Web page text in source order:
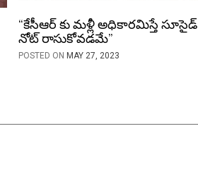
“కేసీఆర్ కు మళ్లీ అధికారమిస్తే సూసైడ్
నోట్ రాసుకోవడమే”
POSTED ON MAY 27, 2023